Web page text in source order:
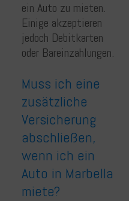
ein Auto zu mieten.
Einige akzeptieren
jedoch Debitkarten
oder Bareinzahlungen.
Muss ich eine
zusätzliche
Versicherung
abschließen,
wenn ich ein
Auto in Marbella
miete?